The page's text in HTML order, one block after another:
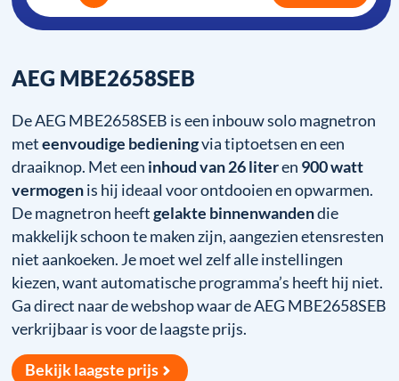
AEG MBE2658SEB
De AEG MBE2658SEB is een inbouw solo magnetron
meteenvoudige bedieningvia tiptoetsen en een
draaiknop. Met een inhoud van 26 literen 900 watt
vermogenis hij ideaal voor ontdooien en opwarmen.
De magnetron heeftgelakte binnenwandendie
makkelijk schoon te maken zijn, aangezien etensresten
niet aankoeken. Je moet wel zelf alle instellingen
kiezen, want automatische programma’s heeft hij niet.
Ga direct naar de webshop waar de AEG MBE2658SEB
verkrijbaar is voor de laagste prijs.
Bekijk laagste prijs